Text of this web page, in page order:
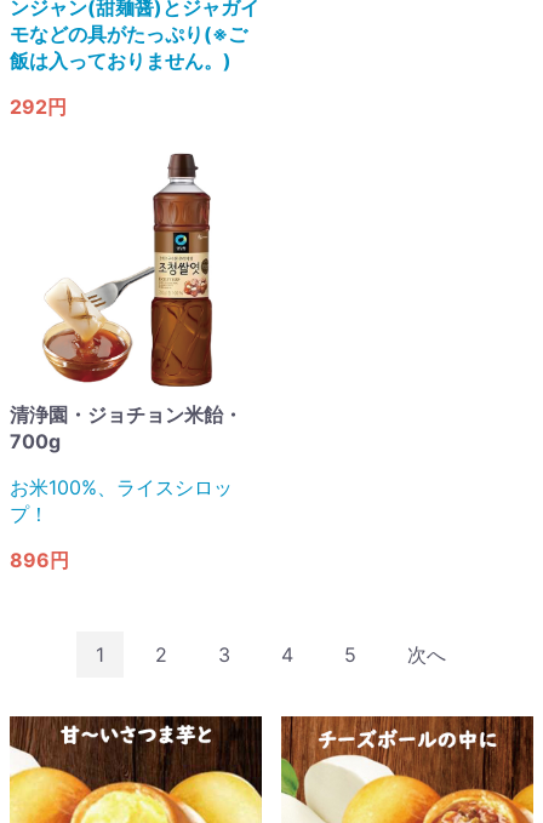
ンジャン(甜麺醤)とジャガイ
モなどの具がたっぷり(※ご
飯は入っておりません。)
292円
清浄園・ジョチョン米飴・
700g
お米100%、ライスシロッ
プ！
896円
1 2 3 4 5 次へ